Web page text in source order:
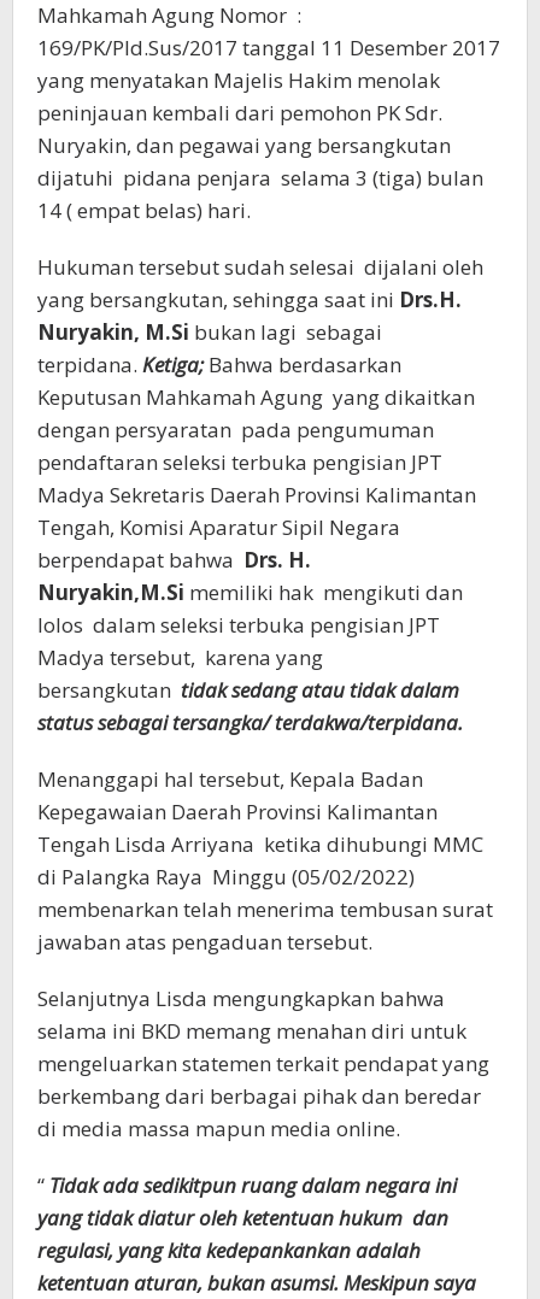
Mahkamah Agung Nomor :
169/PK/PId.Sus/2017 tanggal 11 Desember 2017
yang menyatakan Majelis Hakim menolak
peninjauan kembali dari pemohon PK Sdr.
Nuryakin, dan pegawai yang bersangkutan
dijatuhi pidana penjara selama 3 (tiga) bulan
14 ( empat belas) hari.
Hukuman tersebut sudah selesai dijalani oleh
yang bersangkutan, sehingga saat ini Drs.H.
Nuryakin, M.Si bukan lagi sebagai
terpidana. Ketiga;Bahwa berdasarkan
Keputusan Mahkamah Agung yang dikaitkan
dengan persyaratan pada pengumuman
pendaftaran seleksi terbuka pengisian JPT
Madya Sekretaris Daerah Provinsi Kalimantan
Tengah, Komisi Aparatur Sipil Negara
berpendapat bahwa Drs. H.
Nuryakin,M.Si memiliki hak mengikuti dan
lolos dalam seleksi terbuka pengisian JPT
Madya tersebut, karena yang
bersangkutan tidak sedang atau tidak dalam
status sebagai tersangka/ terdakwa/terpidana.
Menanggapi hal tersebut, Kepala Badan
Kepegawaian Daerah Provinsi Kalimantan
Tengah Lisda Arriyana ketika dihubungi MMC
di Palangka Raya Minggu (05/02/2022)
membenarkan telah menerima tembusan surat
jawaban atas pengaduan tersebut.
Selanjutnya Lisda mengungkapkan bahwa
selama ini BKD memang menahan diri untuk
mengeluarkan statemen terkait pendapat yang
berkembang dari berbagai pihak dan beredar
di media massa mapun media online.
“ Tidak ada sedikitpun ruang dalam negara ini
yang tidak diatur oleh ketentuan hukum dan
regulasi, yang kita kedepankankan adalah
ketentuan aturan, bukan asumsi. Meskipun saya